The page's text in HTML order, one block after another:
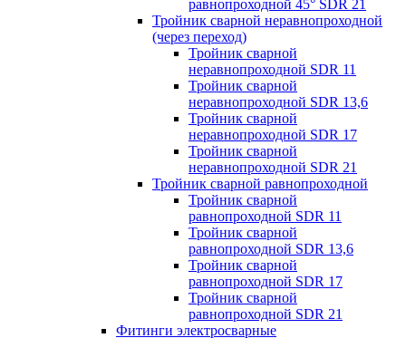
равнопроходной 45° SDR 21
Тройник сварной неравнопроходной
(через переход)
Тройник сварной
неравнопроходной SDR 11
Тройник сварной
неравнопроходной SDR 13,6
Тройник сварной
неравнопроходной SDR 17
Тройник сварной
неравнопроходной SDR 21
Тройник сварной равнопроходной
Тройник сварной
равнопроходной SDR 11
Тройник сварной
равнопроходной SDR 13,6
Тройник сварной
равнопроходной SDR 17
Тройник сварной
равнопроходной SDR 21
Фитинги электросварные